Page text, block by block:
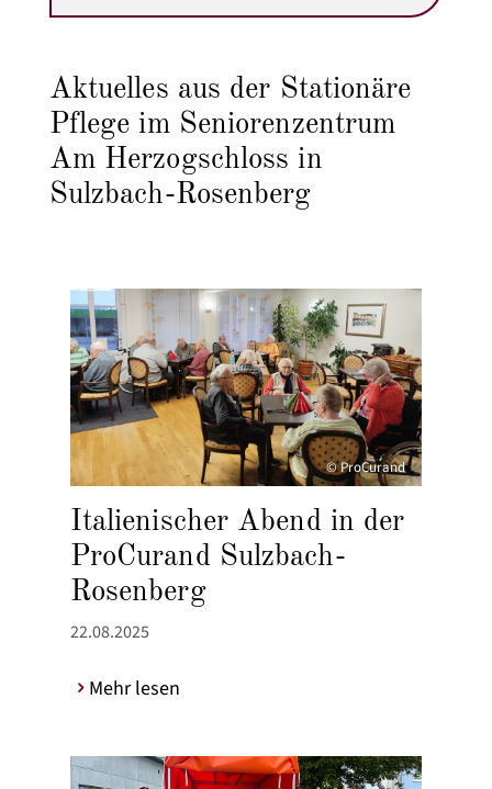
Aktuelles aus der Stationäre
Pflege im Seniorenzentrum
Am Herzogschloss in
Sulzbach-Rosenberg
© ProCurand
Italienischer Abend in der
ProCurand Sulzbach-
Rosenberg
22.08.2025
Mehr lesen